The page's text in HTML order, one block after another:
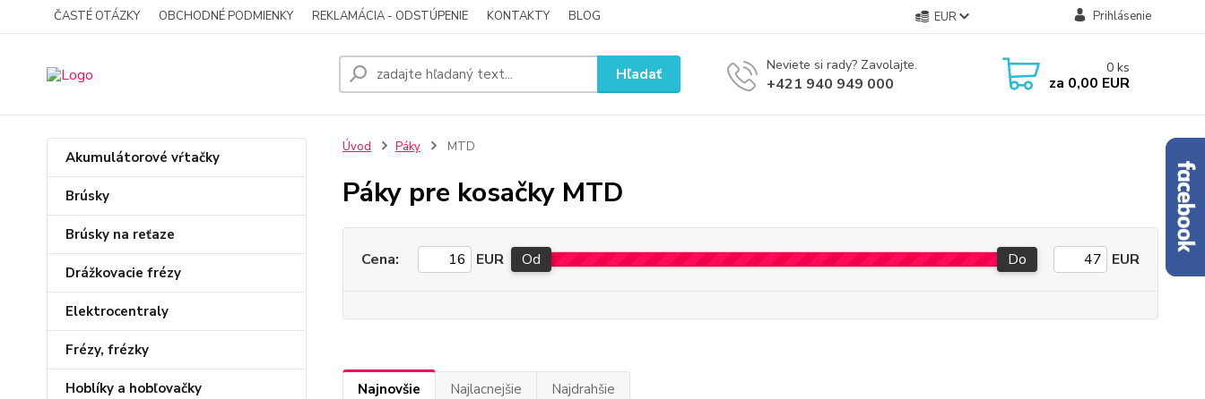
ČASTÉ OTÁZKY OBCHODNÉ PODMIENKY REKLAMÁCIA - ODSTÚPENIE KONTAKTY BLOG EUR Prihlásenie
Hľadať Neviete si rady? Zavolajte.
+421 940 949 000
0 ks
za 0,00 EUR
Akumulátorové vŕtačky
Brúsky
Brúsky na reťaze
Drážkovacie frézy
Elektrocentraly
Frézy, frézky
Hoblíky a hobľovačky
Úvod Páky MTD
Páky pre kosačky MTD
Cena: EUR Od Do EUR
Najnovšie Najlacnejšie Najdrahšie